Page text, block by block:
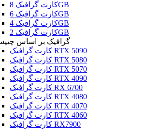
کارت گرافیک 8GB
کارت گرافیک 6GB
کارت گرافیک 4GB
کارت گرافیک 2GB
گرافیک بر اساس
کارت گرافیک RTX 5090
کارت گرافیک RTX 5080
کارت گرافیک RTX 5070
کارت گرافیک RTX 4090
کارت گرافیک RX 6700
کارت گرافیک RTX 4080
کارت گرافیک RTX 4070
کارت گرافیک RTX 4060
کارت گرافیک RX7900